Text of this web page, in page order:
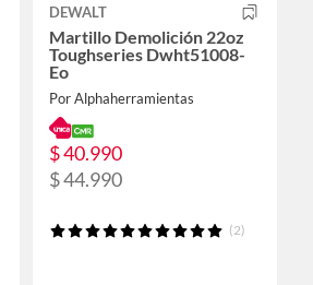
DEWALT
Martillo Demolición 22oz
Toughseries Dwht51008-
Eo
Por Alphaherramientas
$ 40.990
$ 44.990
(2)